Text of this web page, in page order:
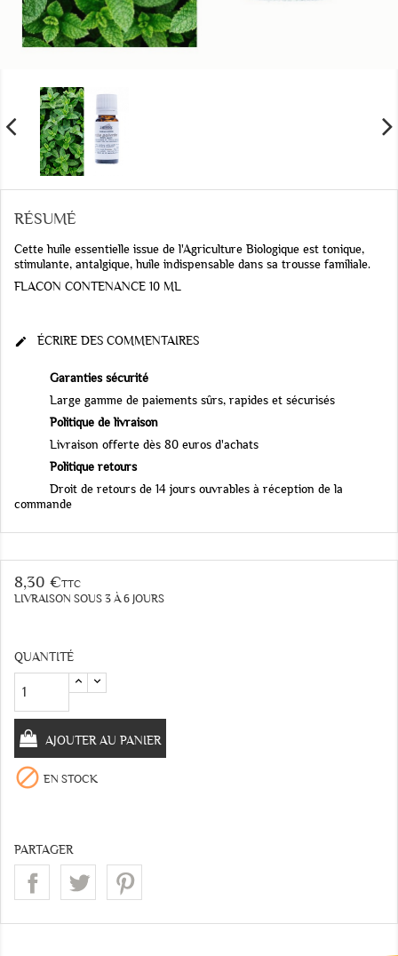
RÉSUMÉ
Cette huile essentielle issue de l'Agriculture Biologique est tonique,
stimulante, antalgique, huile indispensable dans sa trousse familiale.
FLACON CONTENANCE 10 ML
 ÉCRIRE DES COMMENTAIRES
Garanties sécurité
Large gamme de paiements sûrs, rapides et sécurisés
Politique de livraison
Livraison offerte dès 80 euros d'achats
Politique retours
Droit de retours de 14 jours ouvrables à réception de la
commande
8,30 €TTC
LIVRAISON SOUS 3 À 6 JOURS
QUANTITÉ
AJOUTER AU PANIER
 EN STOCK
PARTAGER